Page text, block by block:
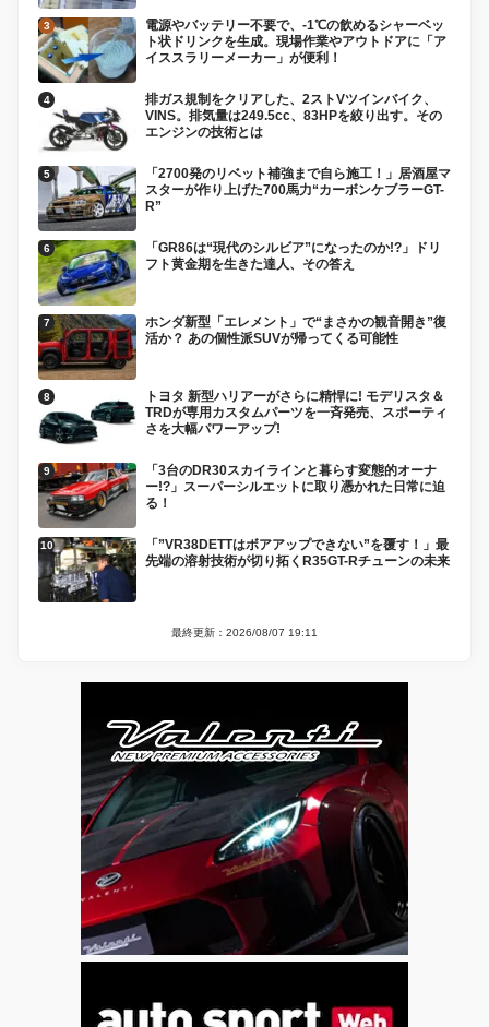
電源やバッテリー不要で、-1℃の飲めるシャーベッ
ト状ドリンクを生成。現場作業やアウトドアに「ア
イススラリーメーカー」が便利！
排ガス規制をクリアした、2ストVツインバイク、
VINS。排気量は249.5cc、83HPを絞り出す。その
エンジンの技術とは
「2700発のリベット補強まで自ら施工！」居酒屋マ
スターが作り上げた700馬力“カーボンケブラーGT-
R”
「GR86は“現代のシルビア”になったのか!?」ドリ
フト黄金期を生きた達人、その答え
ホンダ新型「エレメント」で“まさかの観音開き”復
活か？ あの個性派SUVが帰ってくる可能性
トヨタ 新型ハリアーがさらに精悍に! モデリスタ＆
TRDが専用カスタムパーツを一斉発売、スポーティ
さを大幅パワーアップ!
「3台のDR30スカイラインと暮らす変態的オーナ
ー!?」スーパーシルエットに取り憑かれた日常に迫
る！
「”VR38DETTはボアアップできない”を覆す！」最
先端の溶射技術が切り拓くR35GT-Rチューンの未来
最終更新：2026/08/07 19:11